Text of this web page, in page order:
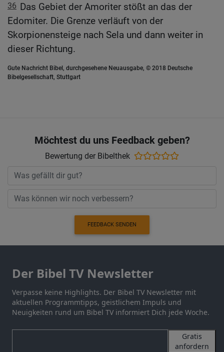
36 Das Gebiet der Amoriter stößt an das der
Edomiter. Die Grenze verläuft von der
Skorpionensteige nach Sela und dann weiter in
dieser Richtung.
Gute Nachricht Bibel, durchgesehene Neuausgabe, © 2018 Deutsche
Bibelgesellschaft, Stuttgart
Möchtest du uns Feedback geben?
Bewertung der Bibelthek
FEEDBACK SENDEN
Der Bibel TV Newsletter
Verpasse keine Highlights. Der Bibel TV Newsletter mit
aktuellen Programmtipps, geistlichem Impuls und
Neuigkeiten rund um Bibel TV informiert Dich jede Woche.
Gratis
anfordern